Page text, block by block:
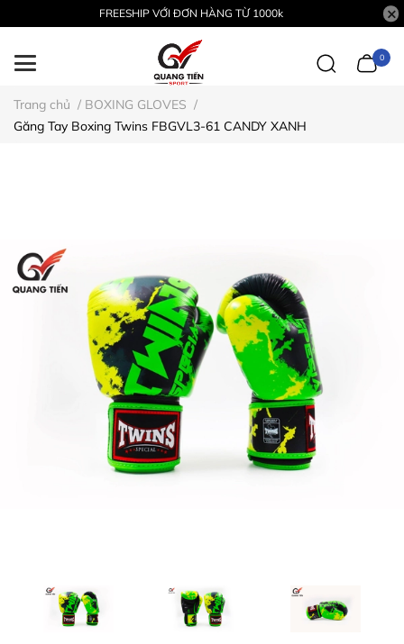
FREESHIP VỚI ĐƠN HÀNG TỪ 1000k
0
Trang chủ / BOXING GLOVES /
Găng Tay Boxing Twins FBGVL3-61 CANDY XANH